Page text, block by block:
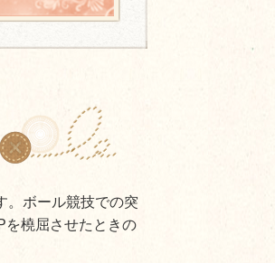
。ボール競技での突
を橈屈させたときの